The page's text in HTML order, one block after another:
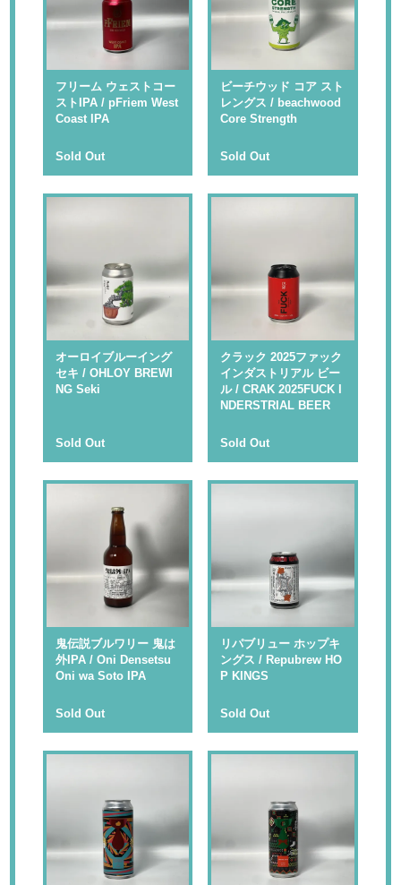
フリーム ウェストコー
ストIPA / pFriem West
Coast IPA
Sold Out
ビーチウッド コア スト
レングス / beachwood
Core Strength
Sold Out
オーロイブルーイング
セキ / OHLOY BREWI
NG Seki
Sold Out
クラック 2025ファック
インダストリアル ビー
ル / CRAK 2025FUCK I
NDERSTRIAL BEER
Sold Out
鬼伝説ブルワリー 鬼は
外IPA / Oni Densetsu
Oni wa Soto IPA
Sold Out
リパブリュー ホップキ
ングス / Repubrew HO
P KINGS
Sold Out